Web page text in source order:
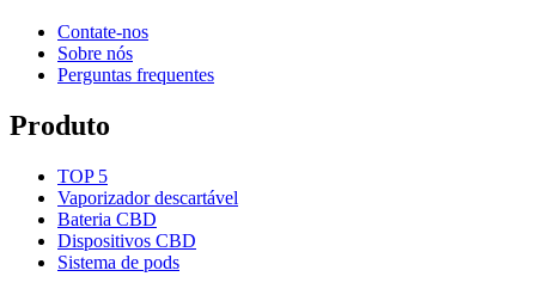
Contate-nos
Sobre nós
Perguntas frequentes
Produto
TOP 5
Vaporizador descartável
Bateria CBD
Dispositivos CBD
Sistema de pods